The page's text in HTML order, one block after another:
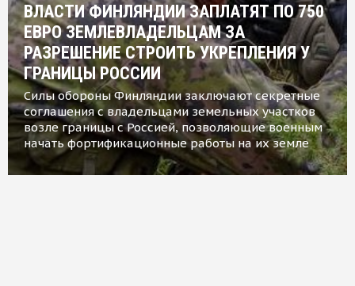
ВЛАСТИ ФИНЛЯНДИИ ЗАПЛАТЯТ ПО 750
ЕВРО ЗЕМЛЕВЛАДЕЛЬЦАМ ЗА
РАЗРЕШЕНИЕ СТРОИТЬ УКРЕПЛЕНИЯ У
ГРАНИЦЫ РОССИИ
Силы обороны Финляндии заключают секретные
соглашения с владельцами земельных участков
возле границы с Россией, позволяющие военным
начать фортификационные работы на их земле